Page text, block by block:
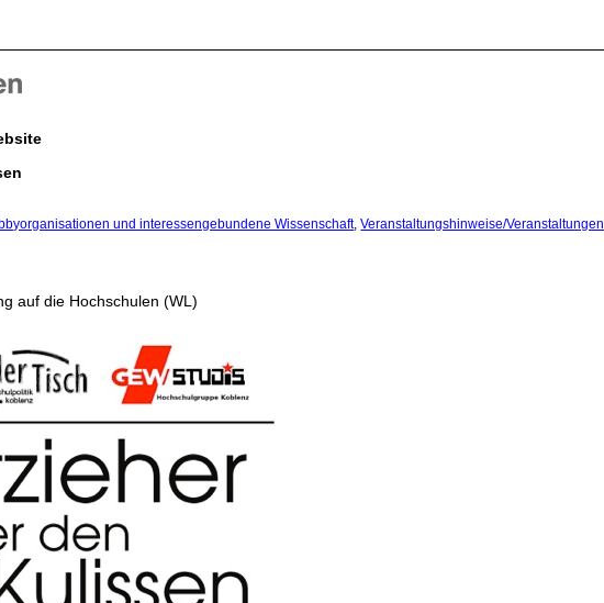
und interessengebundene Wissenschaft,Veranstaltungshinweise/Veranstaltungen
auf die Hochschulen (WL)